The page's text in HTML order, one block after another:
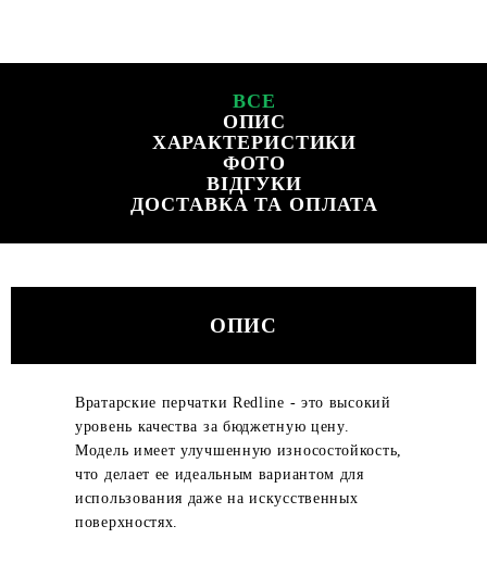
ВСЕ
ОПИС
ХАРАКТЕРИСТИКИ
ФОТО
ВІДГУКИ
ДОСТАВКА ТА ОПЛАТА
ОПИС
Вратарские перчатки Redline - это высокий
уровень качества за бюджетную цену.
Модель имеет улучшенную износостойкость,
что делает ее идеальным вариантом для
использования даже на искусственных
поверхностях.